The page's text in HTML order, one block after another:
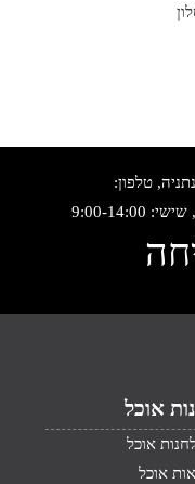
אוכל
אוכל
אוכל